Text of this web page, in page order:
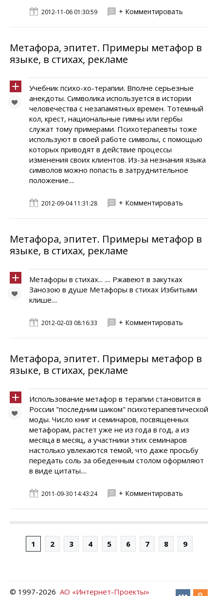
2012-11-06 01:30:59 + Комментировать
Метафора, эпитет. Примеры метафор в
языке, в стихах, рекламе
Учебник психо-хо-терапии. Вполне серьезные
анекдоты. Символика используется в истории
человечества с незапамятных времен. Тотемный
кол, крест, национальные гимны или гербы
служат тому примерами. Психотерапевты тоже
используют в своей работе символы, с помощью
которых приводят в действие процессы
изменения своих клиентов. Из-за незнания языка
символов можно попасть в затруднительное
положение....
2012-09-04 11:31:28 + Комментировать
Метафора, эпитет. Примеры метафор в
языке, в стихах, рекламе
Метафоры в стихах... .... Ржавеют в закутках
Занозою в душе Метафоры в стихах Избитыми
клише....
2012-02-03 08:16:33 + Комментировать
Метафора, эпитет. Примеры метафор в
языке, в стихах, рекламе
Использование метафор в терапии становится в
России "последним шиком" психотерапевтической
моды. Число книг и семинаров, посвященных
метафорам, растет уже не из года в год, а из
месяца в месяц, а участники этих семинаров
настолько увлекаются темой, что даже просьбу
передать соль за обеденным столом оформляют
в виде цитаты....
2011-09-30 14:43:24 + Комментировать
1 2 3 4 5 6 7 8 9
© 1997-2026 АО «Интернет-Проекты»